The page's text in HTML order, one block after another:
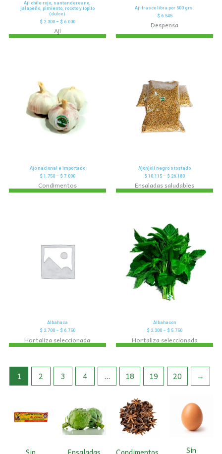
Aji chile rojo, santandereano,
jalapeño, pimiento, rocoto y topito
(dulce)
$2.300– $6.000
Ají
Aji frasco libra por 500 grs.
$6.545
Despensa
Ajo nacional e importado
$1.750– $7.000
Condimentos
Ajonjolí negro o tostado
$ 10.115 – $ 26.180
Ensaladas saludables
Albahaca
$2.700– $6.750
Hortaliza seleccionada
Albahacon
$ 2.300 – $ 5.750
Hortaliza seleccionada
1 2 3 4 … 18 19 20 →
Sin